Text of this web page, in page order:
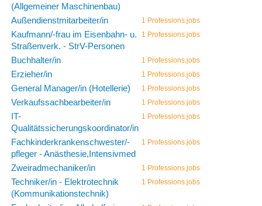
(Allgemeiner Maschinenbau)
Außendienstmitarbeiter/in 1 Professions.jobs
Kaufmann/-frau im Eisenbahn- u.
Straßenverk. - StrV-Personen
1 Professions.jobs
Buchhalter/in 1 Professions.jobs
Erzieher/in 1 Professions.jobs
General Manager/in (Hotellerie) 1 Professions.jobs
Verkaufssachbearbeiter/in 1 Professions.jobs
IT-
Qualitätssicherungskoordinator/in
1 Professions.jobs
Fachkinderkrankenschwester/-
pfleger - Anästhesie,Intensivmed
1 Professions.jobs
Zweiradmechaniker/in 1 Professions.jobs
Techniker/in - Elektrotechnik
(Kommunikationstechnik)
1 Professions.jobs